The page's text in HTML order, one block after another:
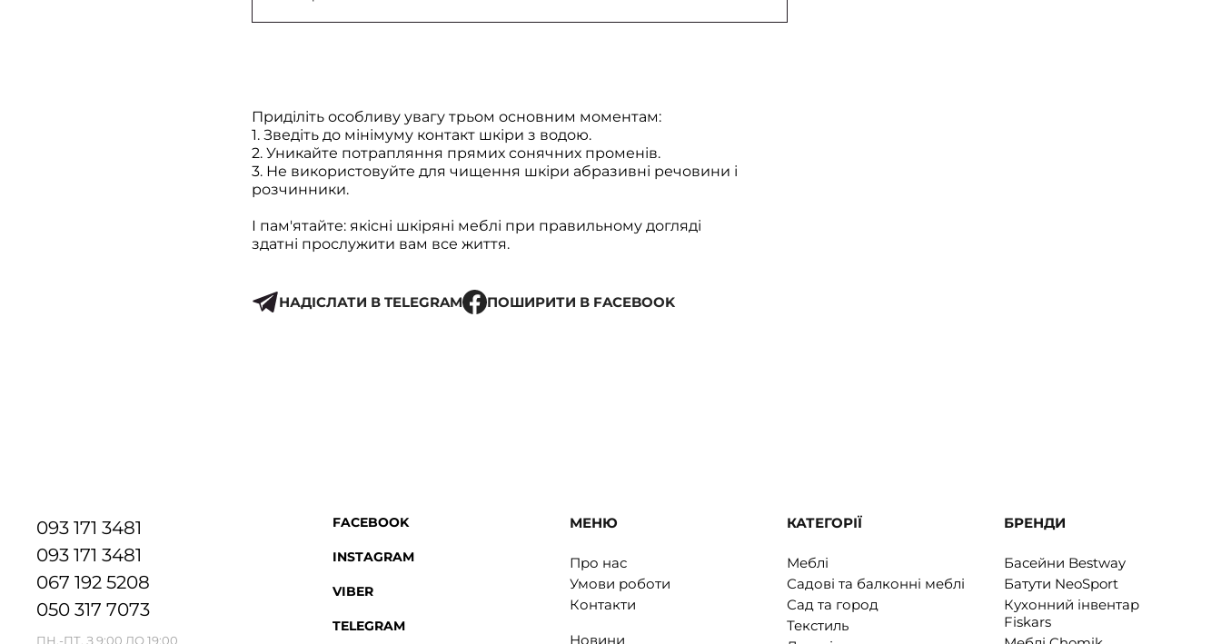
Приділіть особливу увагу трьом основним моментам:
1. Зведіть до мінімуму контакт шкіри з водою.
2. Уникайте потрапляння прямих сонячних променів.
3. Не використовуйте для чищення шкіри абразивні речовини і
розчинники.
І пам'ятайте: якісні шкіряні меблі при правильному догляді
здатні прослужити вам все життя.
НАДІСЛАТИ В TELEGRAM ПОШИРИТИ В FACEBOOK
МЕНЮ
Про нас
Умови роботи
Контакти
Новини
КАТЕГОРІЇ
Меблі
Садові та балконні меблі
Сад та город
Текстиль
БРЕНДИ
Басейни Bestway
Батути NeoSport
Кухонний інвентар
Fiskars
093 171 3481
093 171 3481
067 192 5208
050 317 7073
ПН.-ПТ. З 9:00 ДО 19:00
FACEBOOK
INSTAGRAM
VIBER
TELEGRAM